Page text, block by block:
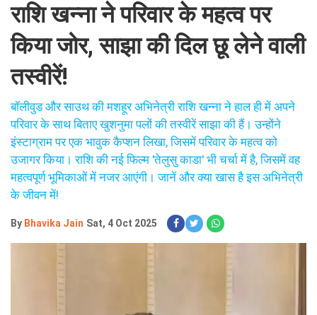
राशि खन्ना ने परिवार के महत्व पर
किया जोर, साझा की दिल छू लेने वाली
तस्वीरें!
बॉलीवुड और साउथ की मशहूर अभिनेत्री राशि खन्ना ने हाल ही में अपने
परिवार के साथ बिताए खुशनुमा पलों की तस्वीरें साझा की हैं। उन्होंने
इंस्टाग्राम पर एक भावुक कैप्शन लिखा, जिसमें परिवार के महत्व को
उजागर किया। राशि की नई फिल्म 'तेलुसु काडा' भी चर्चा में है, जिसमें वह
महत्वपूर्ण भूमिकाओं में नजर आएंगी। जानें और क्या खास है इस अभिनेत्री
के जीवन में!
By Bhavika Jain Sat, 4 Oct 2025